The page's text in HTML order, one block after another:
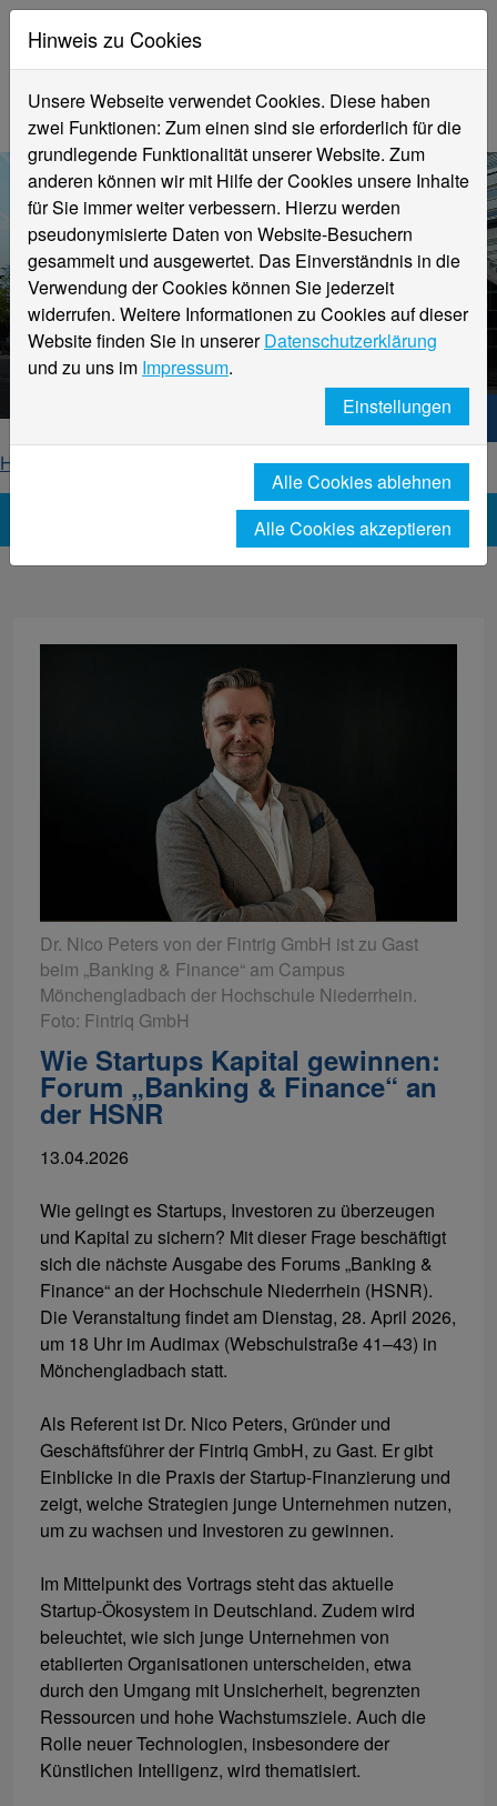
Aktuelle Meldungen
Hochschule Niederrhein
Hochschule Niederrhein. Dein Weg.
Home
News-Detailseite
Dr. Nico Peters von der Fintrig GmbH ist zu Gast
beim „Banking & Finance“ am Campus
Mönchengladbach der Hochschule Niederrhein.
Foto: Fintriq GmbH
Wie Startups Kapital gewinnen:
Forum „Banking & Finance“ an
der HSNR
13.04.2026
Wie gelingt es Startups, Investoren zu überzeugen
und Kapital zu sichern? Mit dieser Frage beschäftigt
sich die nächste Ausgabe des Forums „Banking &
Finance“ an der Hochschule Niederrhein (HSNR).
Die Veranstaltung findet am Dienstag, 28. April 2026,
um 18 Uhr im Audimax (Webschulstraße 41–43) in
Mönchengladbach statt.
Als Referent ist Dr. Nico Peters, Gründer und
Geschäftsführer der Fintriq GmbH, zu Gast. Er gibt
Einblicke in die Praxis der Startup-Finanzierung und
zeigt, welche Strategien junge Unternehmen nutzen,
um zu wachsen und Investoren zu gewinnen.
Im Mittelpunkt des Vortrags steht das aktuelle
Startup-Ökosystem in Deutschland. Zudem wird
beleuchtet, wie sich junge Unternehmen von
etablierten Organisationen unterscheiden, etwa
durch den Umgang mit Unsicherheit, begrenzten
Ressourcen und hohe Wachstumsziele. Auch die
Rolle neuer Technologien, insbesondere der
Künstlichen Intelligenz, wird thematisiert.
Hinweis zu Cookies
Unsere Webseite verwendet Cookies. Diese haben
zwei Funktionen: Zum einen sind sie erforderlich für die
grundlegende Funktionalität unserer Website. Zum
anderen können wir mit Hilfe der Cookies unsere Inhalte
für Sie immer weiter verbessern. Hierzu werden
pseudonymisierte Daten von Website-Besuchern
gesammelt und ausgewertet. Das Einverständnis in die
Verwendung der Cookies können Sie jederzeit
widerrufen. Weitere Informationen zu Cookies auf dieser
Website finden Sie in unsererDatenschutzerklärung
und zu uns im Impressum.
Einstellungen
Alle Cookies ablehnen
Alle Cookies akzeptieren